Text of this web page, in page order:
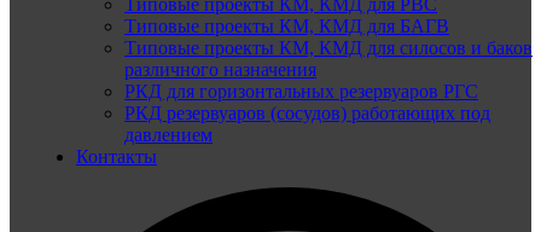
Типовые проекты КМ, КМД для БАГВ
Типовые проекты КМ, КМД для силосов и баков
различного назначения
РКД для горизонтальных резервуаров РГС
РКД резервуаров (сосудов) работающих под
давлением
Контакты